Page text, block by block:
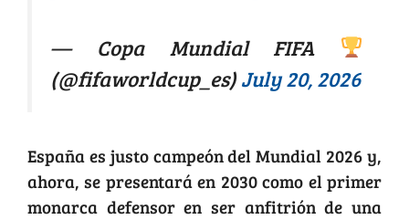
— Copa Mundial FIFA
(@fifaworldcup_es)July 20, 2026
España es justo campeón del Mundial 2026 y,
ahora, se presentará en 2030 como el primer
monarca defensor en ser anfitrión de una